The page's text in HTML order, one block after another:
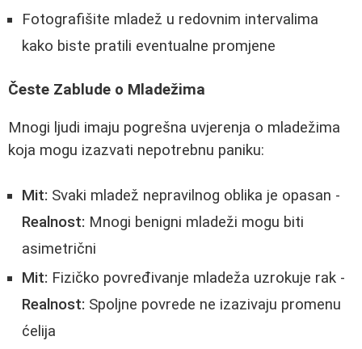
Fotografišite mladež u redovnim intervalima
kako biste pratili eventualne promjene
Česte Zablude o Mladežima
Mnogi ljudi imaju pogrešna uvjerenja o mladežima
koja mogu izazvati nepotrebnu paniku:
Mit: Svaki mladež nepravilnog oblika je opasan -
Realnost: Mnogi benigni mladeži mogu biti
asimetrični
Mit: Fizičko povređivanje mladeža uzrokuje rak -
Realnost: Spoljne povrede ne izazivaju promenu
ćelija